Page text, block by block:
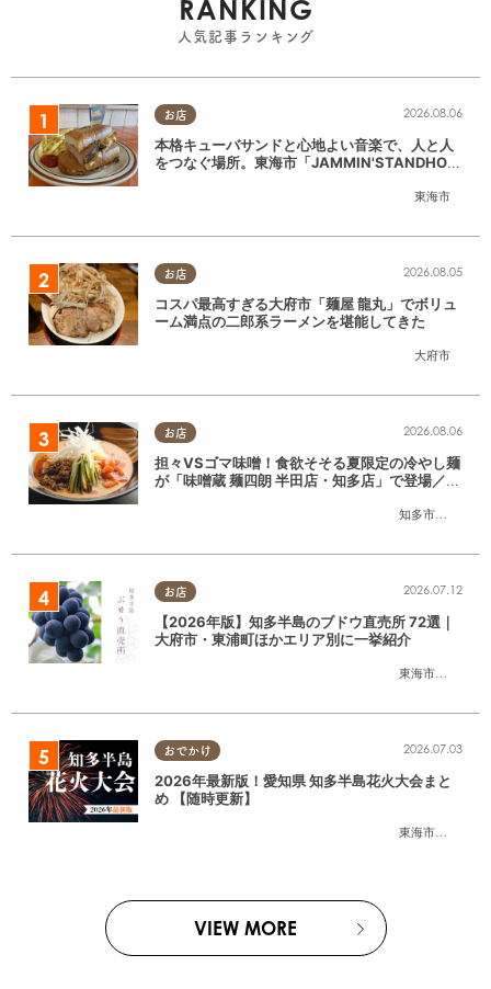
RANKING
人気記事ランキング
お店
東海市
2026.08.06
本格キューバサンドと心地よい音楽で、人と人
をつなぐ場所。東海市「JAMMIN'STANDHOU
お店
大府市
2026.08.05
コスパ最高すぎる大府市「麺屋 龍丸」でボリュ
ーム満点の二郎系ラーメンを堪能してきた
お店
知多市
,半田市
2026.08.06
担々VSゴマ味噌！食欲そそる夏限定の冷やし麺
が「味噌蔵 麺四朗 半田店・知多店」で登場／ち
お店
東海市
,大府市
2026.07.12
【2026年版】知多半島のブドウ直売所 72選｜
大府市・東浦町ほかエリア別に一挙紹介
おでかけ
東海市
,大府市
2026.07.03
2026年最新版！愛知県 知多半島花火大会まと
め 【随時更新】
VIEW MORE